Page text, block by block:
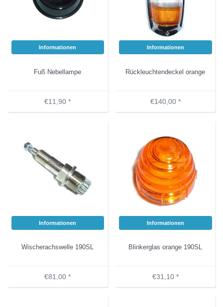
Informationen
Fuß Nebellampe
€11,90 *
Informationen
Rückleuchtendeckel orange
€140,00 *
Informationen
Wischerachswelle 190SL
€81,00 *
Informationen
Blinkerglas orange 190SL
€31,10 *